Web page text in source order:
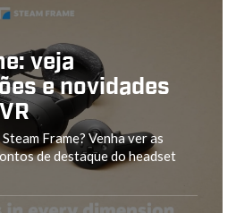
veja
e novidades
Frame? Venha ver as
de destaque do headset